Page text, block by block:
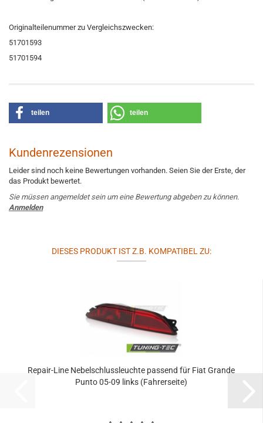
Originalteilenummer zu Vergleichszwecken:
51701593
51701594
teilen teilen
Kundenrezensionen
Leider sind noch keine Bewertungen vorhanden. Seien Sie der Erste, der
das Produkt bewertet.
Sie müssen angemeldet sein um eine Bewertung abgeben zu können.
Anmelden
DIESES PRODUKT IST Z.B. KOMPATIBEL ZU:
Repair-Line Nebelschlussleuchte passend für Fiat Grande
Punto 05-09 links (Fahrerseite)